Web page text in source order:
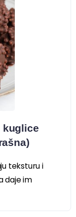
kuglice
teksturu i
daje im